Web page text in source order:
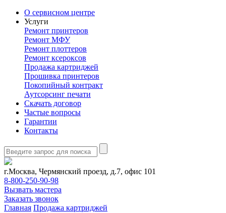
О сервисном центре
Услуги
Ремонт принтеров
Ремонт МФУ
Ремонт плоттеров
Ремонт ксероксов
Продажа картриджей
Прошивка принтеров
Покопийный контракт
Аутсорсинг печати
Скачать договор
Частые вопросы
Гарантии
Контакты
г.Москва, Чермянский проезд, д.7, офис 101
8-800-250-90-98
Вызвать мастера
Заказать звонок
Главная Продажа картриджей